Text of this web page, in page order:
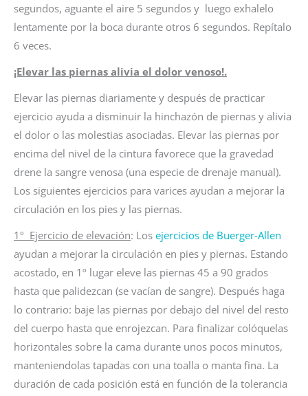
segundos, aguante el aire 5 segundos y luego exhalelo
lentamente por la boca durante otros 6 segundos. Repítalo
6 veces.
¡Elevar las piernas alivia el dolor venoso!.
Elevar las piernas diariamente y después de practicar
ejercicio ayuda a disminuir la hinchazón de piernas y alivia
el dolor o las molestias asociadas. Elevar las piernas por
encima del nivel de la cintura favorece que la gravedad
drene la sangre venosa (una especie de drenaje manual).
Los siguientes ejercicios para varices ayudan a mejorar la
circulación en los pies y las piernas.
1º Ejercicio de elevación: Los ejercicios de Buerger-Allen
ayudan a mejorar la circulación en pies y piernas. Estando
acostado, en 1º lugar eleve las piernas 45 a 90 grados
hasta que palidezcan (se vacían de sangre). Después haga
lo contrario: baje las piernas por debajo del nivel del resto
del cuerpo hasta que enrojezcan. Para finalizar colóquelas
horizontales sobre la cama durante unos pocos minutos,
manteniendolas tapadas con una toalla o manta fina. La
duración de cada posición está en función de la tolerancia